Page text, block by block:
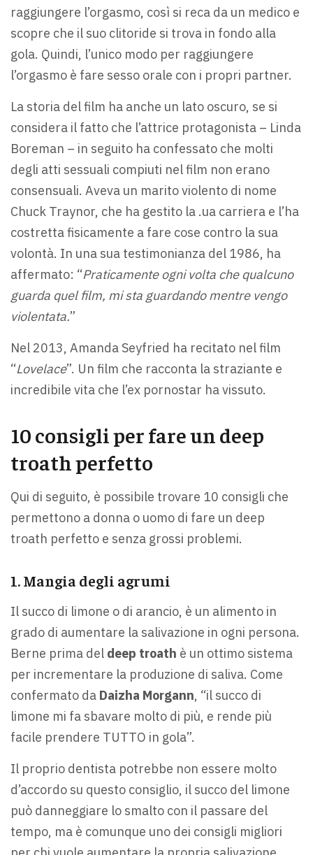
raggiungere l’orgasmo, così si reca da un medico e
scopre che il suo clitoride si trova in fondo alla
gola. Quindi, l’unico modo per raggiungere
l’orgasmo è fare sesso orale con i propri partner.
La storia del film ha anche un lato oscuro, se si
considera il fatto che l’attrice protagonista – Linda
Boreman – in seguito ha confessato che molti
degli atti sessuali compiuti nel film non erano
consensuali. Aveva un marito violento di nome
Chuck Traynor, che ha gestito la .ua carriera e l’ha
costretta fisicamente a fare cose contro la sua
volontà. In una sua testimonianza del 1986, ha
affermato: “Praticamente ogni volta che qualcuno
guarda quel film, mi sta guardando mentre vengo
violentata.”
Nel 2013, Amanda Seyfried ha recitato nel film
“Lovelace”. Un film che racconta la straziante e
incredibile vita che l’ex pornostar ha vissuto.
10 consigli per fare un deep
troath perfetto
Qui di seguito, è possibile trovare 10 consigli che
permettono a donna o uomo di fare un deep
troath perfetto e senza grossi problemi.
1. Mangia degli agrumi
Il succo di limone o di arancio, è un alimento in
grado di aumentare la salivazione in ogni persona.
Berne prima del deep troath è un ottimo sistema
per incrementare la produzione di saliva. Come
confermato da Daizha Morgann, “il succo di
limone mi fa sbavare molto di più, e rende più
facile prendere TUTTO in gola”.
Il proprio dentista potrebbe non essere molto
d’accordo su questo consiglio, il succo del limone
può danneggiare lo smalto con il passare del
tempo, ma è comunque uno dei consigli migliori